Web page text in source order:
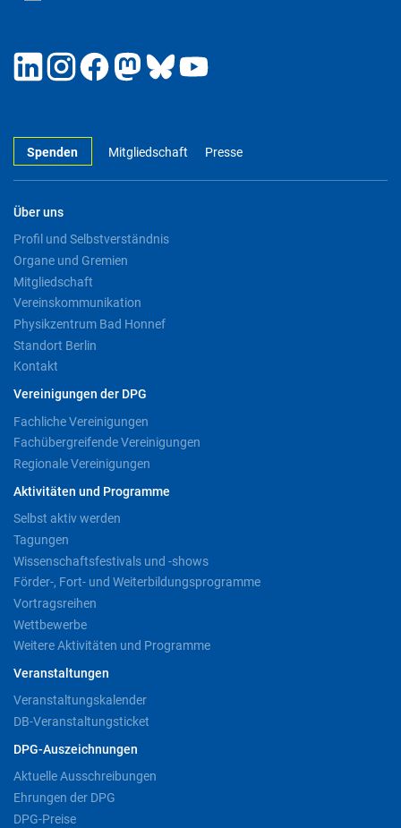
Spenden Mitgliedschaft Presse
Über uns
Profil und Selbstverständnis
Organe und Gremien
Mitgliedschaft
Vereinskommunikation
Physikzentrum Bad Honnef
Standort Berlin
Kontakt
Vereinigungen der DPG
Fachliche Vereinigungen
Fachübergreifende Vereinigungen
Regionale Vereinigungen
Aktivitäten und Programme
Selbst aktiv werden
Tagungen
Wissenschaftsfestivals und -shows
Förder-, Fort- und Weiterbildungsprogramme
Vortragsreihen
Wettbewerbe
Weitere Aktivitäten und Programme
Veranstaltungen
Veranstaltungskalender
DB-Veranstaltungsticket
DPG-Auszeichnungen
Aktuelle Ausschreibungen
Ehrungen der DPG
DPG-Preise